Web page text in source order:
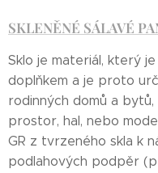
SKLENĚNÉ SÁLAVÉ
Sklo je materiál, který
doplňkem a je proto
rodinných domů a
prostor, hal, nebo
GR z tvrzeného skla k
podlahových podpěr